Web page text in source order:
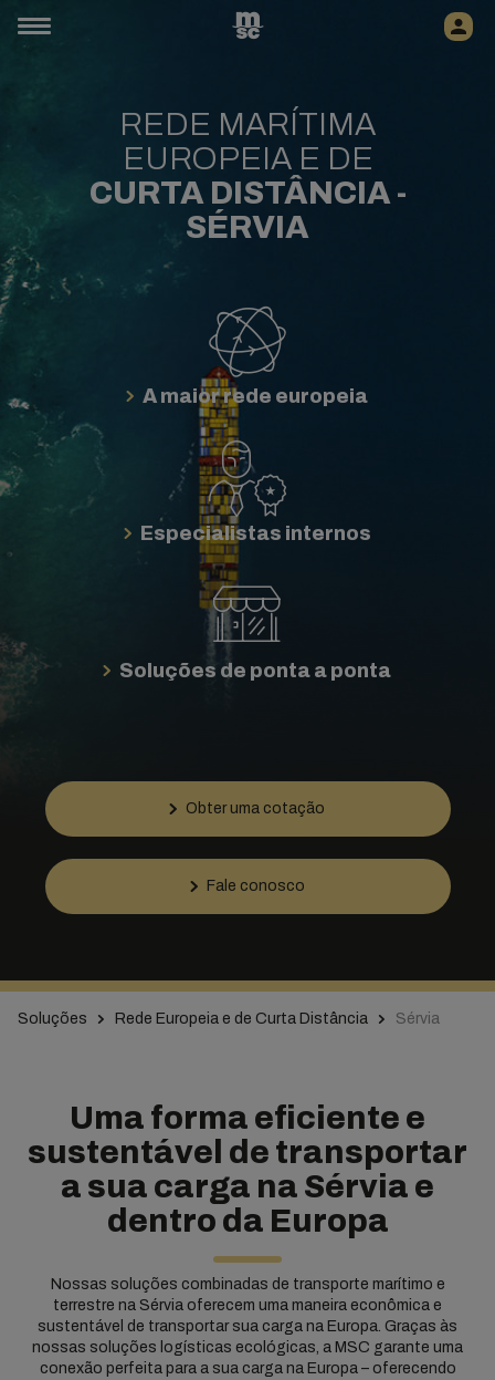
REDE MARÍTIMA
EUROPEIA E DE
CURTA DISTÂNCIA -
SÉRVIA
A maior rede europeia
Especialistas internos
Soluções de ponta a ponta
Obter uma cotação
Fale conosco
Soluções Rede Europeia e de Curta Distância Sérvia
Uma forma eficiente e
sustentável de transportar
a sua carga na Sérvia e
dentro da Europa
Nossas soluções combinadas de transporte marítimo e
terrestre na Sérvia oferecem uma maneira econômica e
sustentável de transportar sua carga na Europa. Graças às
nossas soluções logísticas ecológicas, a MSC garante uma
conexão perfeita para a sua carga na Europa – oferecendo